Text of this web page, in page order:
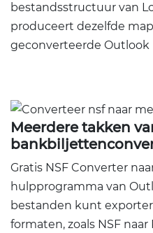
bestandsstructuur van
produceert dezelfde
geconverteerde Outlook
Meerdere takken
Gratis NSF Converter
hulpprogramma van
bestanden kunt
formaten, zoals NSF naar